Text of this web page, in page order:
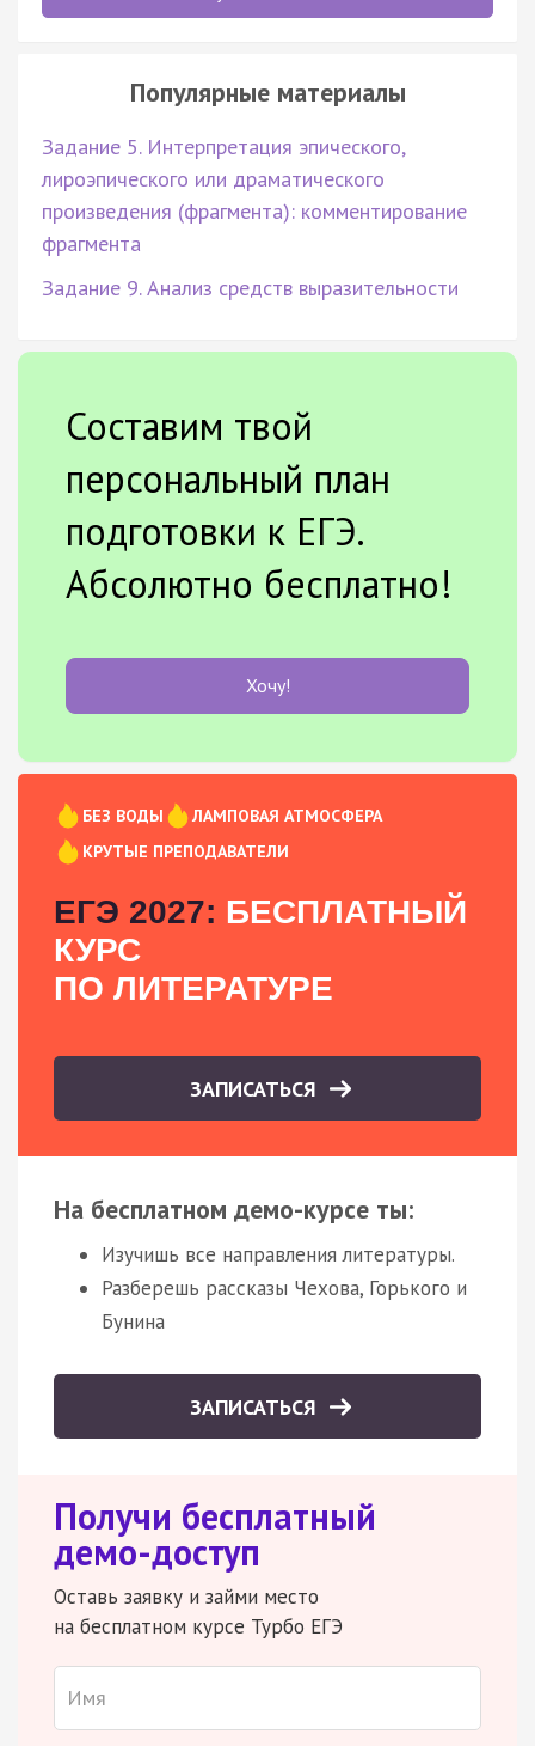
Популярные материалы
Задание 5. Интерпретация эпического,
лироэпического или драматического
произведения (фрагмента): комментирование
фрагмента
Задание 9. Анализ средств выразительности
Составим твой
персональный план
подготовки к ЕГЭ.
Абсолютно бесплатно!
Хочу!
БЕЗ ВОДЫ
ЛАМПОВАЯ АТМОСФЕРА
КРУТЫЕ ПРЕПОДАВАТЕЛИ
ЕГЭ 2027: БЕСПЛАТНЫЙ
КУРС
ПО ЛИТЕРАТУРЕ
ЗАПИСАТЬСЯ
На бесплатном демо-курсе ты:
Изучишь все направления литературы.
Разберешь рассказы Чехова, Горького и
Бунина
ЗАПИСАТЬСЯ
Получи бесплатный
демо-доступ
Оставь заявку и займи место
на бесплатном курсе Турбо ЕГЭ